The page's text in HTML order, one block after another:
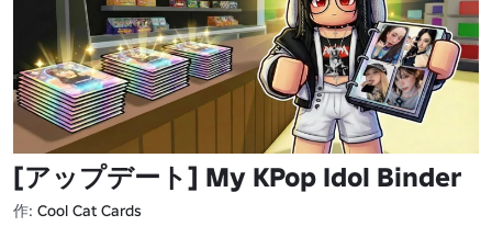
[アップデート] My KPop Idol Binder
作: Cool Cat Cards